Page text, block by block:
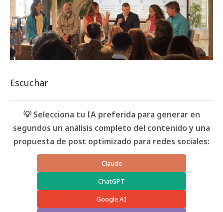
Escuchar
💡 Selecciona tu IA preferida para generar en
segundos un análisis completo del contenido y una
propuesta de post optimizado para redes sociales:
Claude
ChatGPT
Google AI